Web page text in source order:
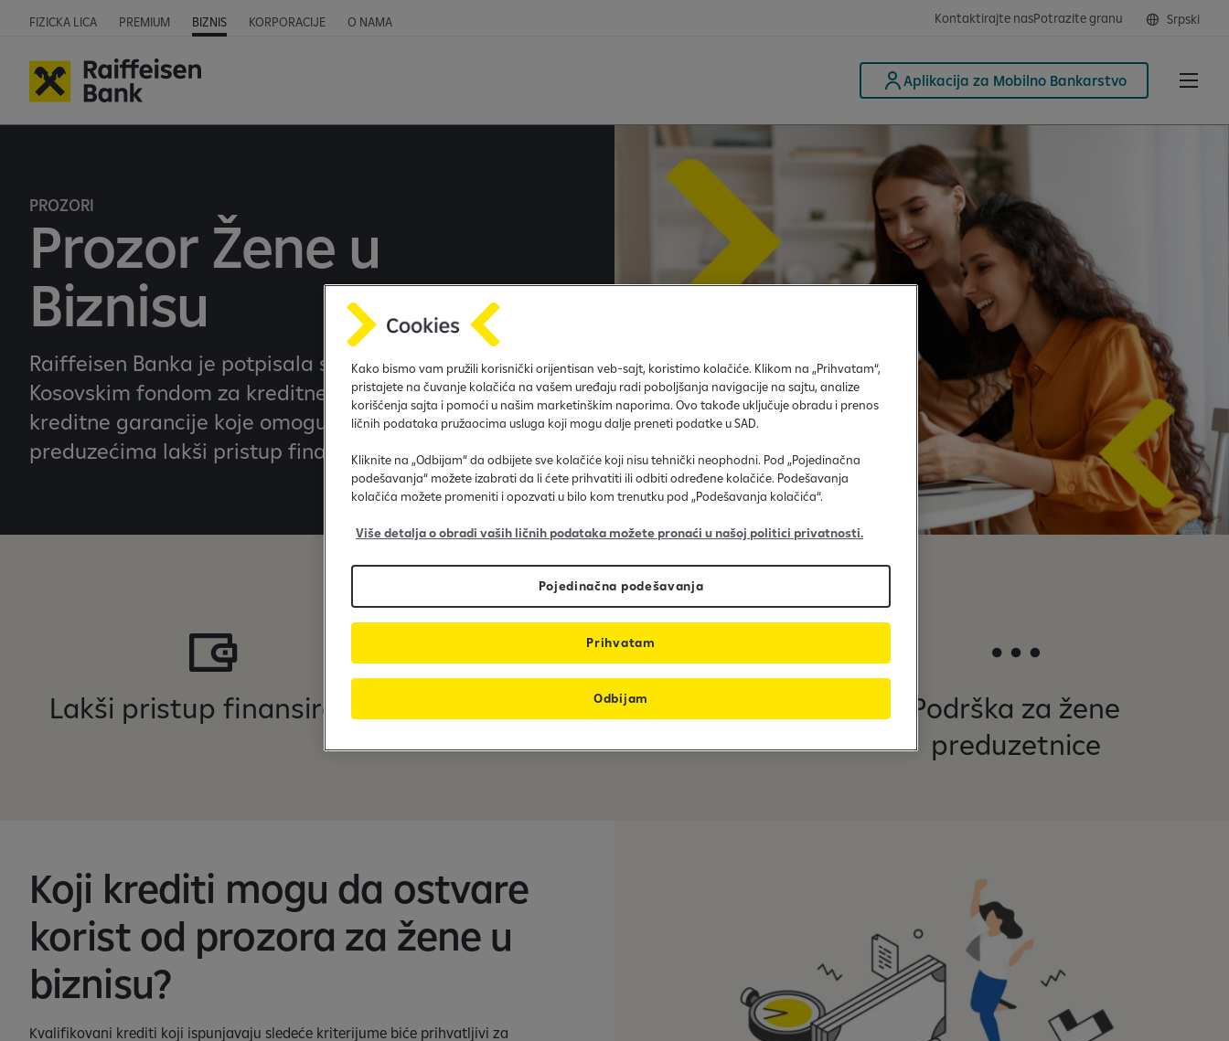
FIZICKA LICA PREMIUM BIZNIS KORPORACIJE O NAMA Kontaktirajte nasPotrazite granu Srpski
Aplikacija za Mobilno Bankarstvo
PROZORI
Prozor Žene u
Biznisu
Raiffeisen Banka je potpisala sporazum o saradnji sa
Kosovskim fondom za kreditne garancije (KFKG) za
kreditne garancije koje omogućavaju malim
preduzećima lakši pristup finansiranju.
Lakši pristup finansiranju Tehnička pomoć
Podrška za žene
preduzetnice
Koji krediti mogu da ostvare
korist od prozora za žene u
biznisu?
Kvalifikovani krediti koji ispunjavaju sledeće kriterijume biće prihvatljivi za
Kako bismo vam pružili korisnički orijentisan veb-sajt, koristimo kolačiće. Klikom na „Prihvatam“,
pristajete na čuvanje kolačića na vašem uređaju radi poboljšanja navigacije na sajtu, analize
korišćenja sajta i pomoći u našim marketinškim naporima. Ovo takođe uključuje obradu i prenos
ličnih podataka pružaocima usluga koji mogu dalje preneti podatke u SAD.
Kliknite na „Odbijam“ da odbijete sve kolačiće koji nisu tehnički neophodni. Pod „Pojedinačna
podešavanja“ možete izabrati da li ćete prihvatiti ili odbiti određene kolačiće. Podešavanja
kolačića možete promeniti i opozvati u bilo kom trenutku pod „Podešavanja kolačića“.
Više detalja o obradi vaših ličnih podataka možete pronaći u našoj politici privatnosti.
Pojedinačna podešavanja
Odbijam
Prihvatam